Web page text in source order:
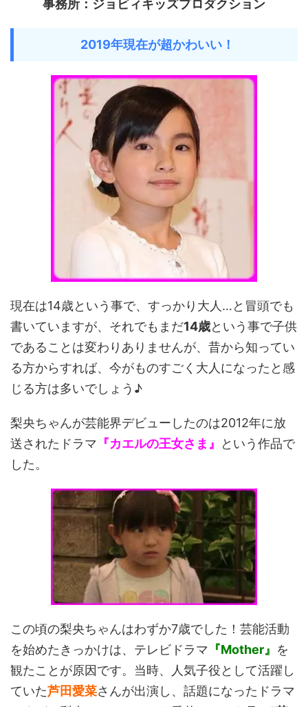
事務所：ジョビィキッズプロダクション
2019年現在が超かわいい！
現在は14歳という事で、すっかり大人…と冒頭でも
書いていますが、それでもまだ14歳という事で子供
であることは変わりありませんが、昔から知ってい
る方からすれば、今がものすごく大人になったと感
じる方は多いでしょう♪
梨央ちゃんが芸能界デビューしたのは2012年に放
送されたドラマ 『カエルの王女さま』
という作品で
した。
この頃の梨央ちゃんはわずか7歳でした！芸能活動
を始めたきっかけは、テレビドラマ 『Mother』 を
観たことが原因です。当時、人気子役として活躍し
ていた芦田愛菜さんが出演し、話題になったドラマ